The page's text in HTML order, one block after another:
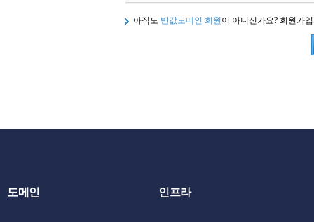
아직도 반값도메인 회원 이 아니신가요? 회원가
도메인 인프라